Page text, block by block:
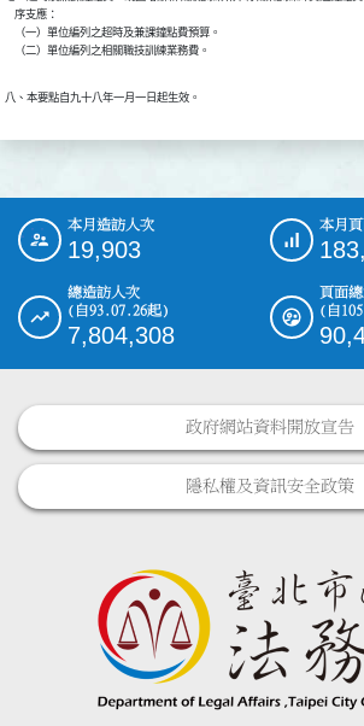
    序支應：
    （一）單位編列之超時及兼課鐘點費預算。
    （二）單位編列之相關職技訓練業務費。
八、本要點自九十八年一月一日起生效。
::: 本月造訪人次
19,903
本月
總造訪人次
(自93.07.26起)
7,804,308
頁面
(自
政府網站資料開放宣告
隱私權及資訊安全政策